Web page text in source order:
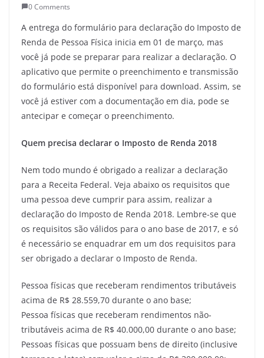
0 Comments
A entrega do formulário para declaração do Imposto de
Renda de Pessoa Física inicia em 01 de março, mas
você já pode se preparar para realizar a declaração. O
aplicativo que permite o preenchimento e transmissão
do formulário está disponível para download. Assim, se
você já estiver com a documentação em dia, pode se
antecipar e começar o preenchimento.
Quem precisa declarar o Imposto de Renda 2018
Nem todo mundo é obrigado a realizar a declaração
para a Receita Federal. Veja abaixo os requisitos que
uma pessoa deve cumprir para assim, realizar a
declaração do Imposto de Renda 2018. Lembre-se que
os requisitos são válidos para o ano base de 2017, e só
é necessário se enquadrar em um dos requisitos para
ser obrigado a declarar o Imposto de Renda.
Pessoa físicas que receberam rendimentos tributáveis
acima de R$ 28.559,70 durante o ano base;
Pessoa físicas que receberam rendimentos não-
tributáveis acima de R$ 40.000,00 durante o ano base;
Pessoas físicas que possuam bens de direito (inclusive